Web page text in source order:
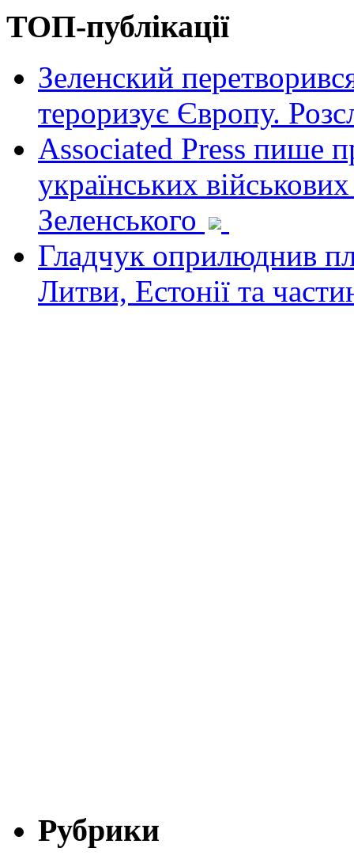
ТОП-публікації
Зеленский
тероризує Європу.
Associated Press пише
українських
Зеленського
Гладчук оприлюднив
Литви, Естонії та
Рубрики